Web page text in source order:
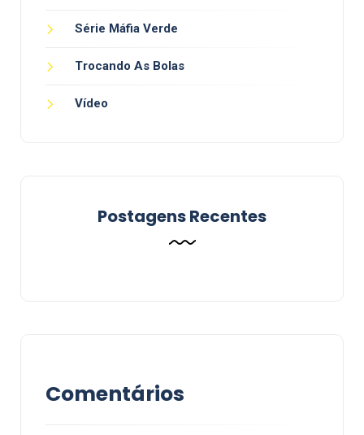
Série Máfia Verde
Trocando As Bolas
Vídeo
Postagens Recentes
Comentários